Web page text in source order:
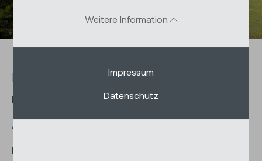
Weitere Information
Impressum
Datenschutz
Facts & Figures
Bauzeit: 2015-2019
Architekten: BEM Architekten AG
Nutzer: Privat